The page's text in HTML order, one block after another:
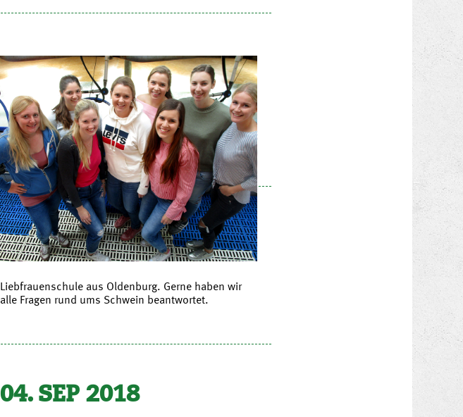
Liebfrauenschule aus Oldenburg. Gerne haben wir
alle Fragen rund ums Schwein beantwortet.
04. SEP 2018